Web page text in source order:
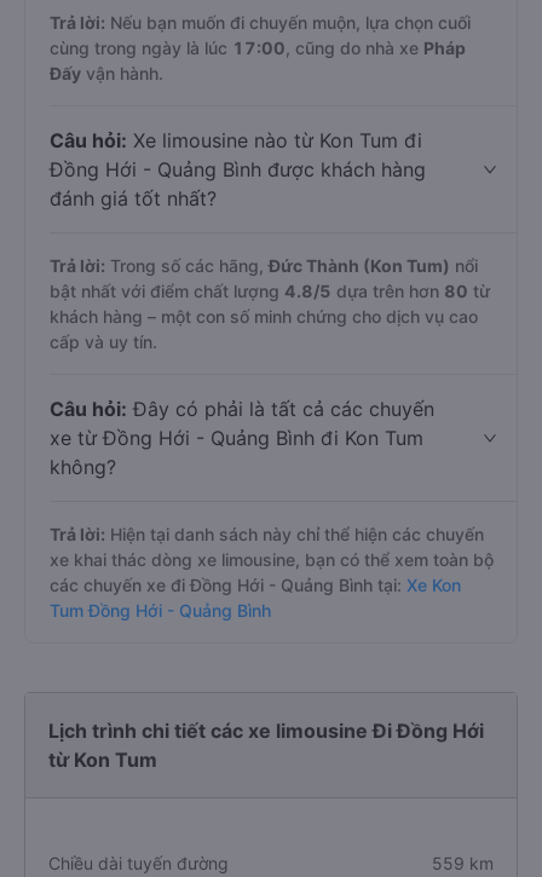
Trả lời: Nếu bạn muốn đi chuyến muộn, lựa chọn cuối
cùng trong ngày là lúc 17:00 , cũng do nhà xe Pháp
Đấy vận hành.
Câu hỏi: Xe limousine nào từ Kon Tum đi
Đồng Hới - Quảng Bình được khách hàng
đánh giá tốt nhất?
Trả lời: Trong số các hãng,Đức Thành (Kon Tum) nổi
bật nhất với điểm chất lượng 4.8/5 dựa trên hơn 80 từ
khách hàng – một con số minh chứng cho dịch vụ cao
cấp và uy tín.
Câu hỏi: Đây có phải là tất cả các chuyến
xe từ Đồng Hới - Quảng Bình đi Kon Tum
không?
Trả lời: Hiện tại danh sách này chỉ thể hiện các chuyến
xe khai thác dòng xe limousine, bạn có thể xem toàn bộ
các chuyến xe đi Đồng Hới - Quảng Bình tại: Xe Kon
Tum Đồng Hới - Quảng Bình
Lịch trình chi tiết các xe limousine Đi Đồng Hới
từ Kon Tum
Chiều dài tuyến đường 559 km